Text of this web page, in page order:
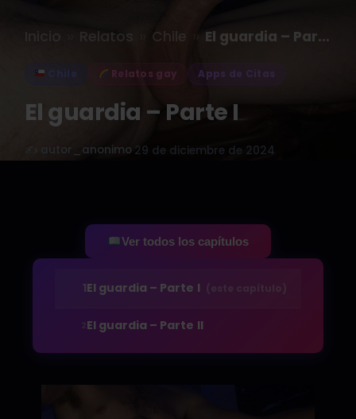
Inicio Relatos Chile El guardia – Parte I
Chile Relatos gay Apps de Citas
El guardia – Parte I
✍️ autor_anonimo· 29 de diciembre de 2024
Ver todos los capítulos
1El guardia – Parte I (este capítulo)
El guardia – Parte II